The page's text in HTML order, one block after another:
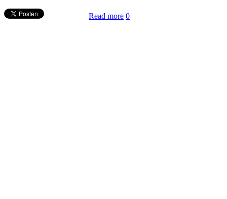
Read more 0